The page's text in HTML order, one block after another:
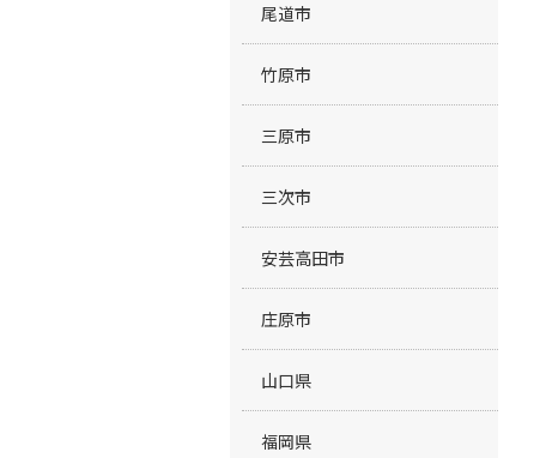
尾道市
竹原市
三原市
三次市
安芸高田市
庄原市
山口県
福岡県